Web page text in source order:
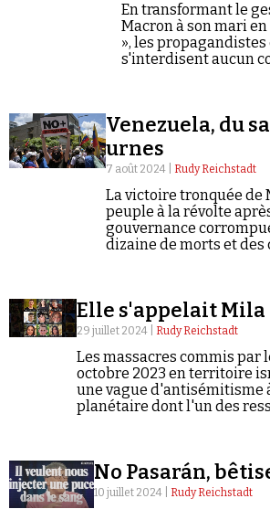
En transformant le
Macron à son mari
», les
s'interdisent aucun
Venezuela, du
urnes
7 août 2024 | Rudy Reichstadt
La victoire tronquée de
peuple à la révolte
gouvernance
dizaine de morts et des
Elle s'appelait Mila
29 juillet 2024 | Rudy Reichstadt
Les massacres commis par
octobre 2023 en territoire
une vague d'antisémitisme
planétaire dont l'un des
No Pasarán,
10 juillet 2024 | Rudy Reichstadt